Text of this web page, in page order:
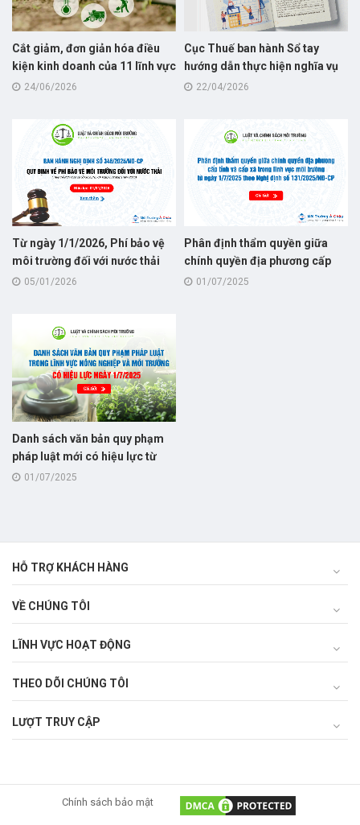
Cắt giảm, đơn giản hóa điều
kiện kinh doanh của 11 lĩnh vực
nông nghiệp và môi trường
24/06/2026
Cục Thuế ban hành Sổ tay
hướng dẫn thực hiện nghĩa vụ
thuế dành cho hộ kinh doanh
22/04/2026
Từ ngày 1/1/2026, Phí bảo vệ
môi trường đối với nước thải
quy định tại Nghị định số
05/01/2026
Phân định thẩm quyền giữa
chính quyền địa phương cấp
tỉnh và cấp xã trong lĩnh vực
01/07/2025
Danh sách văn bản quy phạm
pháp luật mới có hiệu lực từ
1/7/2025 trong lĩnh vực nông
01/07/2025
HỖ TRỢ KHÁCH HÀNG
VỀ CHÚNG TÔI
LĨNH VỰC HOẠT ĐỘNG
THEO DÕI CHÚNG TÔI
LƯỢT TRUY CẬP
Chính sách bảo mật